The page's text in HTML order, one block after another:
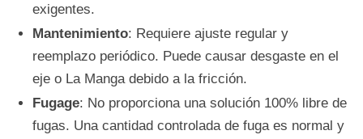
exigentes.
Mantenimiento: Requiere ajuste regular y
reemplazo periódico. Puede causar desgaste en el
eje o La Manga debido a la fricción.
Fugage: No proporciona una solución 100% libre de
fugas. Una cantidad controlada de fuga es normal y